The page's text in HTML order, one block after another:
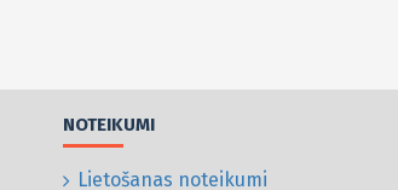
NOTEIKUMI
Lietošanas noteikumi